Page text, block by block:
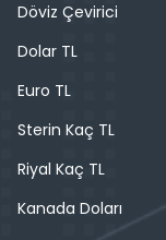
Döviz Çevirici
Dolar TL
Euro TL
Sterin Kaç TL
Riyal Kaç TL
Kanada Doları